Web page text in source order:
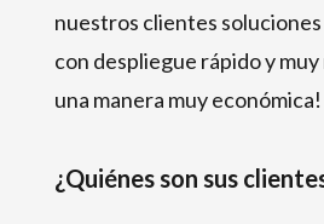
nuestros clientes
con despliegue rápido y
una manera muy económica!
¿Quiénes son sus